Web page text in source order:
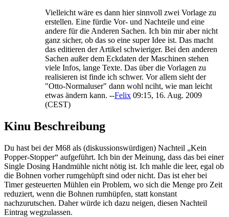
Vielleicht wäre es dann hier sinnvoll zwei Vorlage zu
erstellen. Eine fürdie Vor- und Nachteile und eine
andere für die Anderen Sachen. Ich bin mir aber nicht
ganz sicher, ob das so eine super Idee ist. Das macht
das editieren der Artikel schwieriger. Bei den anderen
Sachen außer dem Eckdaten der Maschinen stehen
viele Infos, lange Texte. Das über die Vorlagen zu
realisieren ist finde ich schwer. Vor allem sieht der
"Otto-Normaluser" dann wohl nciht, wie man leicht
etwas ändern kann. --Felix 09:15, 16. Aug. 2009
(CEST)
Kinu Beschreibung
Du hast bei der M68 als (diskussionswürdigen) Nachteil „Kein
Popper-Stopper“ aufgeführt. Ich bin der Meinung, dass das bei einer
Single Dosing Handmühle nicht nötig ist. Ich mahle die leer, egal ob
die Bohnen vorher rumgehüpft sind oder nicht. Das ist eher bei
Timer gesteuerten Mühlen ein Problem, wo sich die Menge pro Zeit
reduziert, wenn die Bohnen rumhüpfen, statt konstant
nachzurutschen. Daher würde ich dazu neigen, diesen Nachteil
Eintrag wegzulassen.